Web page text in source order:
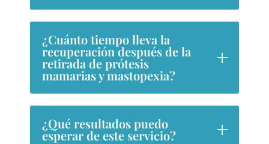
¿Cuánto tiempo lleva la
recuperación después de la
retirada de prótesis
mamarias y mastopexia?
¿Qué resultados puedo
esperar de este servicio?